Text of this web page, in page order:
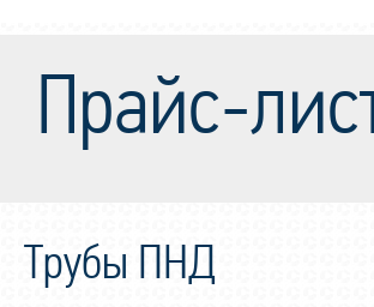
Прайс-
Трубы ПНД